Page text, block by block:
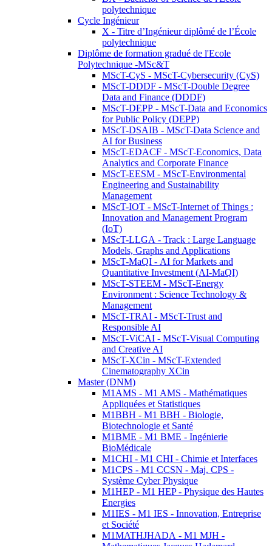
polytechnique
Cycle Ingénieur
X - Titre d’Ingénieur diplômé de l’École
polytechnique
Diplôme de formation gradué de l'Ecole
Polytechnique -MSc&T
MScT-CyS - MScT-Cybersecurity (CyS)
MScT-DDDF - MScT-Double Degree
Data and Finance (DDDF)
MScT-DEPP - MScT-Data and Economics
for Public Policy (DEPP)
MScT-DSAIB - MScT-Data Science and
AI for Business
MScT-EDACF - MScT-Economics, Data
Analytics and Corporate Finance
MScT-EESM - MScT-Environmental
Engineering and Sustainability
Management
MScT-IOT - MScT-Internet of Things :
Innovation and Management Program
(IoT)
MScT-LLGA - Track : Large Language
Models, Graphs and Applications
MScT-MaQI - AI for Markets and
Quantitative Investment (AI-MaQI)
MScT-STEEM - MScT-Energy
Environment : Science Technology &
Management
MScT-TRAI - MScT-Trust and
Responsible AI
MScT-ViCAI - MScT-Visual Computing
and Creative AI
MScT-XCin - MScT-Extended
Cinematography XCin
Master (DNM)
M1AMS - M1 AMS - Mathématiques
Appliquées et Statistiques
M1BBH - M1 BBH - Biologie,
Biotechnologie et Santé
M1BME - M1 BME - Ingénierie
BioMédicale
M1CHI - M1 CHI - Chimie et Interfaces
M1CPS - M1 CCSN - Maj. CPS -
Système Cyber Physique
M1HEP - M1 HEP - Physique des Hautes
Energies
M1IES - M1 IES - Innovation, Entreprise
et Société
M1MATHJHADA - M1 MJH -